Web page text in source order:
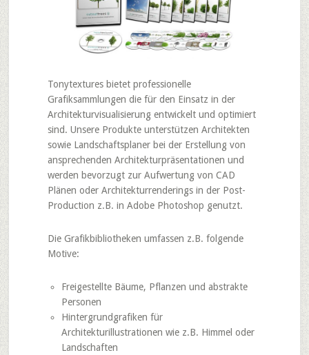
Tonytextures bietet professionelle
Grafiksammlungen die für den Einsatz in der
Architekturvisualisierung entwickelt und optimiert
sind. Unsere Produkte unterstützen Architekten
sowie Landschaftsplaner bei der Erstellung von
ansprechenden Architekturpräsentationen und
werden bevorzugt zur Aufwertung von CAD
Plänen oder Architekturrenderings in der Post-
Production z.B. in Adobe Photoshop genutzt.
Die Grafikbibliotheken umfassen z.B. folgende
Motive:
Freigestellte Bäume, Pflanzen und abstrakte
Personen
Hintergrundgrafiken für
Architekturillustrationen wie z.B. Himmel oder
Landschaften